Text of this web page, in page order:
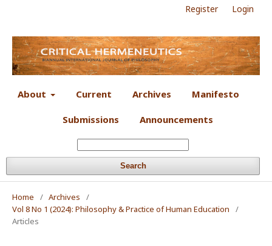
About Current Archives Manifesto
Submissions Announcements
Search
Register Login
Home / Archives
/
Vol 8 No 1 (2024): Philosophy & Practice of Human Education
/
Articles